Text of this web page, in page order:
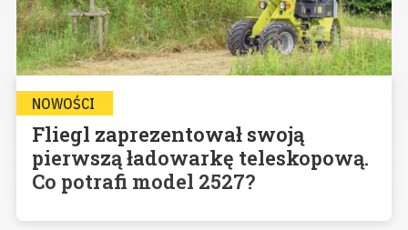
NOWOŚCI
Fliegl zaprezentował swoją
pierwszą ładowarkę teleskopową.
Co potrafi model 2527?